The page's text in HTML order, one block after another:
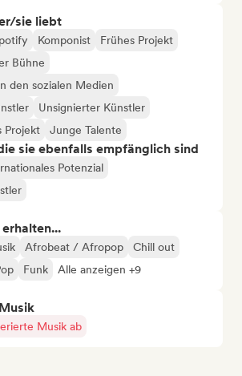
sie liebt
Komponist
Frühes Projekt
Bühne
den sozialen Medien
Unsignierter Künstler
Projekt
Junge Talente
sie ebenfalls empfänglich sind
Potenzial
Afrobeat / Afropop
Chill out
Funk Alle anzeigen +9
Musik ab